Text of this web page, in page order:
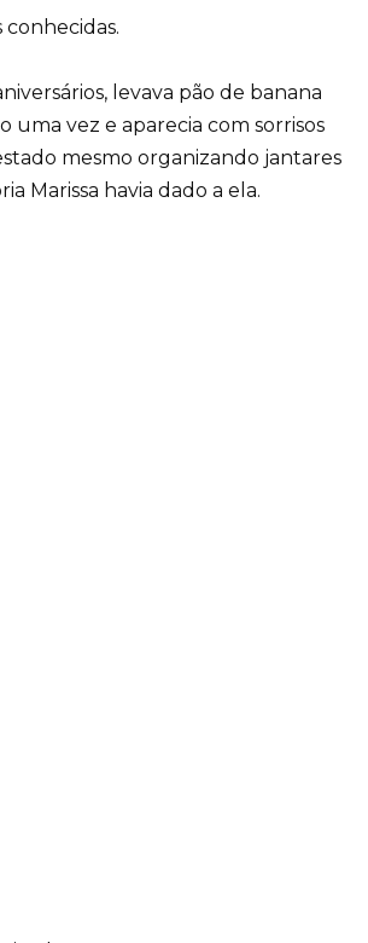
conhecidas.
levava pão de banana
uma vez e aparecia com sorrisos
mesmo organizando jantares
Marissa havia dado a ela.